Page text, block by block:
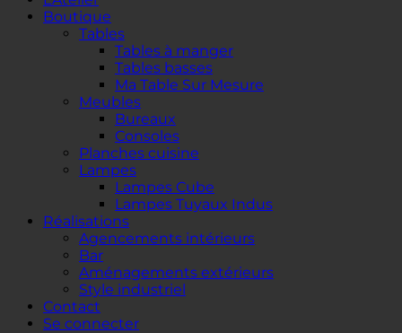
Boutique
Tables
Tables à manger
Tables basses
Ma Table Sur Mesure
Meubles
Bureaux
Consoles
Planches cuisine
Lampes
Lampes Cube
Lampes Tuyaux Indus
Réalisations
Agencements intérieurs
Bar
Aménagements extérieurs
Style industriel
Contact
Se connecter